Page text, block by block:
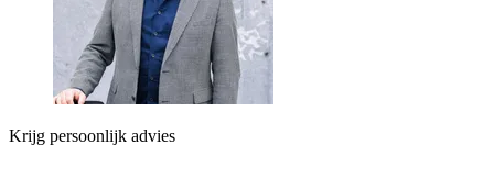
Krijg persoonlijk advies